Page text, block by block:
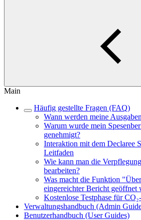
Main
Häufig gestellte Fragen (FAQ)
Wann werden meine
Warum wurde mein
genehmigt?
Interaktion mit dem Declaree
Leitfaden
Wie kann man die
bearbeiten?
Was macht die Funktion
eingereichter Bericht geöffnet
Kostenlose Testphase für
Verwaltungshandbuch (Admin
Benutzerhandbuch (User Guides)